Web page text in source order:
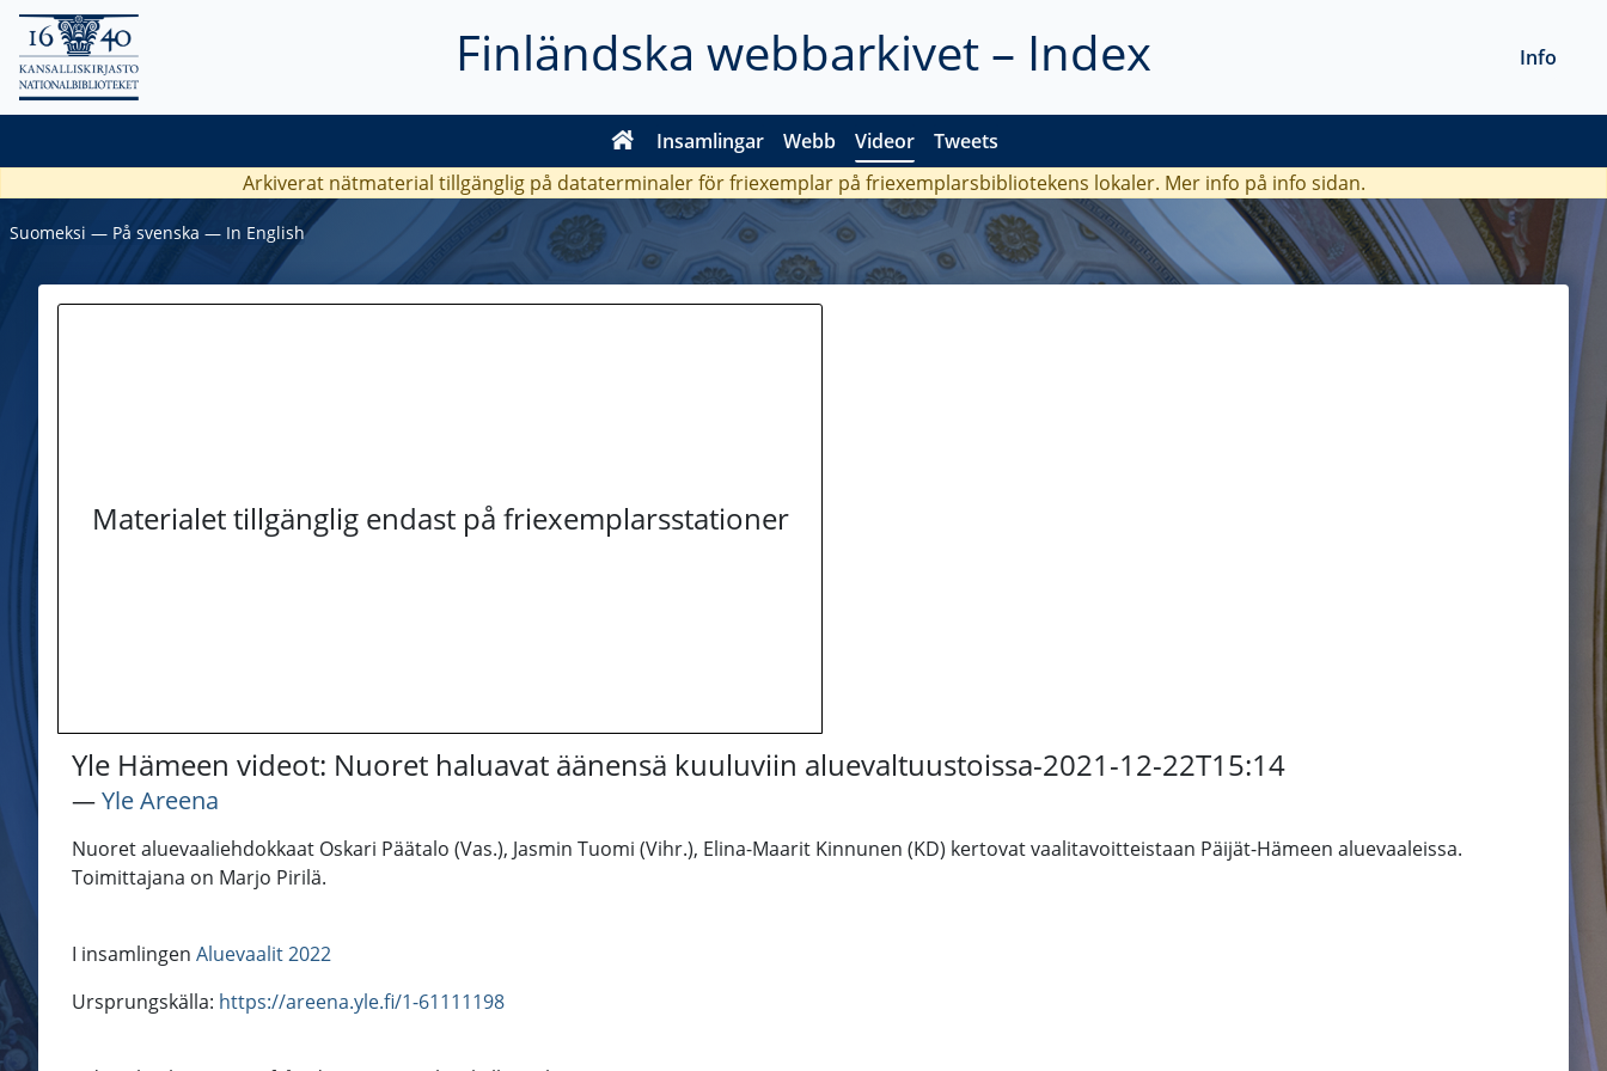
Finländska webbarkivet – Index
Insamlingar Webb Videor Tweets
Info
Arkiverat nätmaterial tillgänglig på dataterminaler för friexemplar på friexemplarsbibliotekens lokaler. Mer info på info sidan.
Suomeksi ― På svenska ― In English
Materialet tillgänglig endast på friexemplarsstationer
Yle Hämeen videot: Nuoret haluavat äänensä kuuluviin aluevaltuustoissa-2021-12-22T15:14
―Yle Areena
Nuoret aluevaaliehdokkaat Oskari Päätalo (Vas.), Jasmin Tuomi (Vihr.), Elina-Maarit Kinnunen (KD) kertovat vaalitavoitteistaan Päijät-Hämeen aluevaaleissa.
Toimittajana on Marjo Pirilä.
I insamlingen Aluevaalit 2022
Ursprungskälla: https://areena.yle.fi/1-61111198